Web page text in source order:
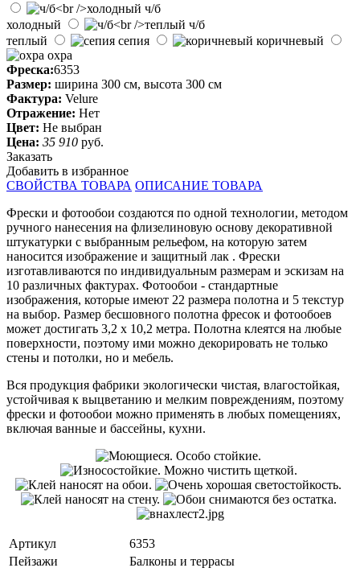
ч/б
холодный
ч/б
теплый
сепия
коричневый
охра
Фреска:6353
Размер: ширина 300 см, высота 300 см
Фактура: Velure
Отражение: Нет
Цвет: Не выбран
Цена: 35 910 руб.
Заказать
Добавить в избранное
СВОЙСТВА ТОВАРА ОПИСАНИЕ ТОВАРА
Фрески и фотообои создаются по одной технологии, методом
ручного нанесения на флизелиновую основу декоративной
штукатурки с выбранным рельефом, на которую затем
наносится изображение и защитный лак . Фрески
изготавливаются по индивидуальным размерам и эскизам на
10 различных фактурах. Фотообои - стандартные
изображения, которые имеют 22 размера полотна и 5 текстур
на выбор. Размер бесшовного полотна фресок и фотообоев
может достигать 3,2 х 10,2 метра. Полотна клеятся на любые
поверхности, поэтому ими можно декорировать не только
стены и потолки, но и мебель.
Вся продукция фабрики экологически чистая, влагостойкая,
устойчивая к выцветанию и мелким повреждениям, поэтому
фрески и фотообои можно применять в любых помещениях,
включая ванные и бассейны, кухни.
Артикул
6353
Пейзажи
Балконы и террасы